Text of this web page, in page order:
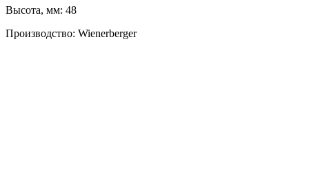
Высота, мм: 48
Производство: Wienerberger